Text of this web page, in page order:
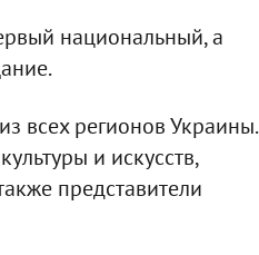
национальный, а
всех регионов Украины.
и искусств,
представители